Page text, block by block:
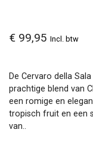
€ 99,95 Incl. btw
De Cervaro della
prachtige blend van
een romige en
tropisch fruit en een
van..